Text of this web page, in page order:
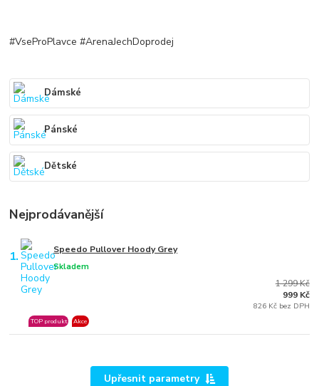
#VseProPlavce #ArenaJechDoprodej
Dámské
Pánské
Dětské
Nejprodávanější
1. Speedo Pullover Hoody Grey
Skladem
TOP produkt Akce
1 299 Kč
999 Kč
826 Kč bez DPH
Upřesnit parametry